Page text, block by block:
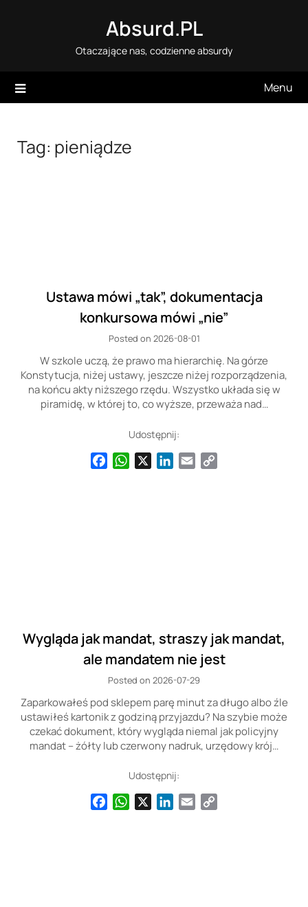
Absurd.PL
Otaczające nas, codzienne absurdy
Menu
Tag: pieniądze
Ustawa mówi „tak”, dokumentacja
konkursowa mówi „nie”
Posted on 2026-08-01
W szkole uczą, że prawo ma hierarchię. Na górze
Konstytucja, niżej ustawy, jeszcze niżej rozporządzenia,
na końcu akty niższego rzędu. Wszystko układa się w
piramidę, w której to, co wyższe, przeważa nad…
Udostępnij:
FacebookWhatsAppLinkedIn
Email
Wygląda jak mandat, straszy jak mandat,
ale mandatem nie jest
Posted on 2026-07-29
Zaparkowałeś pod sklepem parę minut za długo albo źle
ustawiłeś kartonik z godziną przyjazdu? Na szybie może
czekać dokument, który wygląda niemal jak policyjny
mandat – żółty lub czerwony nadruk, urzędowy krój…
Udostępnij:
FacebookWhatsAppLinkedIn
Email